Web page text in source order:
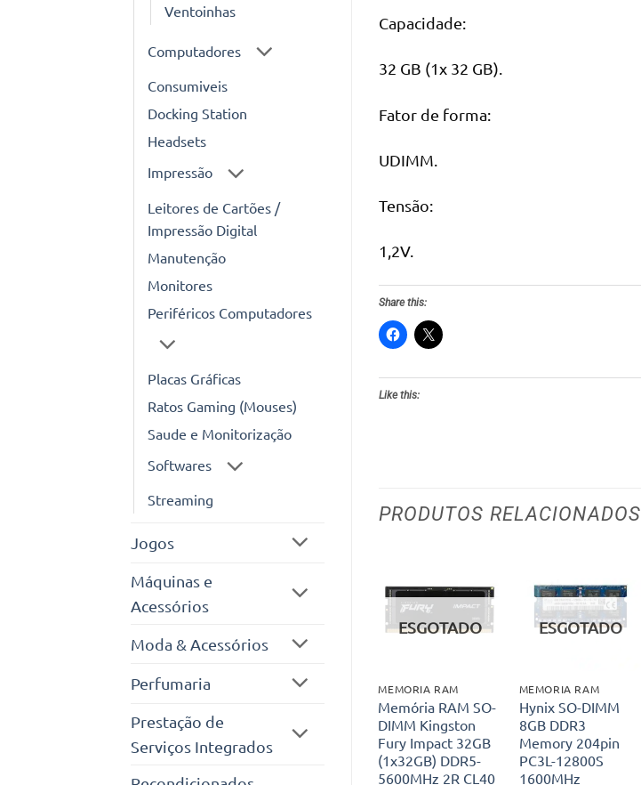
Ventoinhas
Computadores
Consumiveis
Docking Station
Headsets
Impressão
Leitores de Cartões /
Impressão Digital
Manutenção
Monitores
Periféricos Computadores
Placas Gráficas
Ratos Gaming (Mouses)
Saude e Monitorização
Softwares
Streaming
Jogos
Máquinas e
Acessórios
Moda & Acessórios
Perfumaria
Prestação de
Serviços Integrados
Capacidade:
32 GB (1x 32 GB).
Fator de forma:
UDIMM.
Tensão:
1,2V.
Share this:
Like this:
PRODUTOS RELACIONADOS
Adicionar
desejos
ESGOTADO
MEMORIA RAM
Memória RAM SO-
DIMM Kingston
Fury Impact 32GB
(1x32GB) DDR5-
5600MHz 2R CL40
Adicionar
aos meus
desejos
ESGOTADO
MEMORIA RAM
Hynix SO-DIMM
8GB DDR3
Memory 204pin
PC3L-12800S
1600MHz